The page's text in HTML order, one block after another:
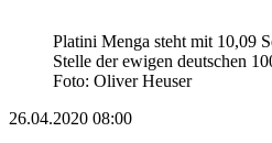
Platini Menga steht mit 10,09
Stelle der ewigen deutschen
Foto: Oliver Heuser
26.04.2020 08:00